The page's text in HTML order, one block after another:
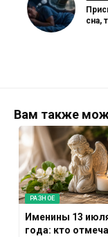
сна,
Вам также
РАЗНОЕ
Именины 13
года: кто